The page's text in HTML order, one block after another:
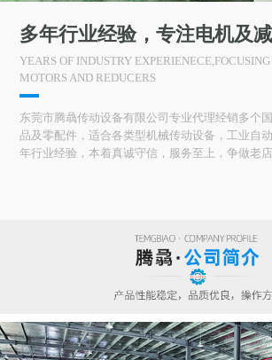
多年行业经验，专注电机及
YEARS OF INDUSTRY
MOTORS AND REDUCERS
东莞市腾骉传动设备有限公司专业代理经销多个
品及零配件，适合各类型机械传动设备，工业自
年行业经验，本着真诚守信，服务至上，争做老店